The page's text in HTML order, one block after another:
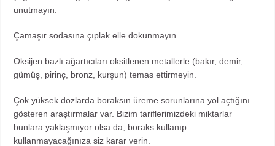
unutmayın.
Çamaşır sodasına çıplak elle dokunmayın.
Oksijen bazlı ağartıcıları oksitlenen metallerle (bakır, demir,
gümüş, pirinç, bronz, kurşun) temas ettirmeyin.
Çok yüksek dozlarda boraksın üreme sorunlarına yol açtığını
gösteren araştırmalar var. Bizim tariflerimizdeki miktarlar
bunlara yaklaşmıyor olsa da, boraks kullanıp
kullanmayacağınıza siz karar verin.